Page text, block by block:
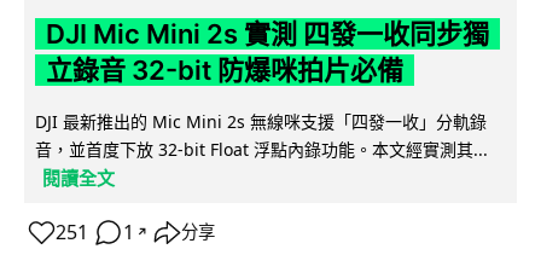
DJI Mic Mini 2s 實測 四發一收同步獨
立錄音 32-bit 防爆咪拍片必備
DJI 最新推出的 Mic Mini 2s 無線咪支援「四發一收」分軌錄
音，並首度下放 32-bit Float 浮點內錄功能。本文經實測其...
閱讀全文
251 1 ↗ 分享